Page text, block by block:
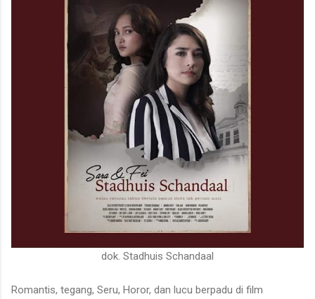
dok. Stadhuis Schandaal
Romantis, tegang, Seru, Horor, dan lucu berpadu di film